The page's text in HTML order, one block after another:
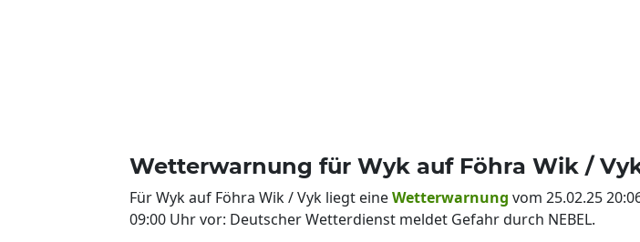
Wetterwarnung für Wyk auf Föhra Wik /
Für Wyk auf Föhra Wik / Vyk liegt eineWetterwarnung vom 25.02.25
09:00 Uhr vor: Deutscher Wetterdienst meldet Gefahr durch NEBEL.